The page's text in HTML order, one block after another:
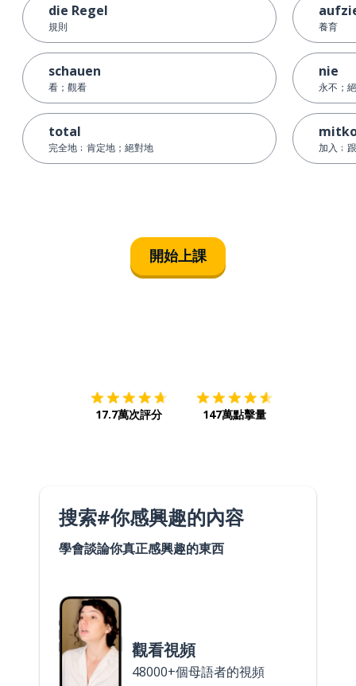
die Regel
規則
schauen
看；觀看
total
完全地﹔肯定地；絕對地
養育
nie
永不；
加入﹔
開始上課
17.7萬次評分 147萬點擊量
搜索#你感興趣的內容
學會談論你真正感興趣的東西
觀看視頻
48000+個母語者的視頻